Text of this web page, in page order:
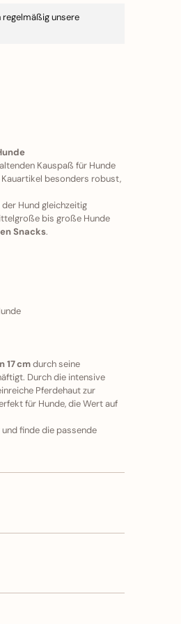
unsere
Kauspaß für Hunde
besonders robust,
der Hund gleichzeitig
bis große Hunde
Snacks.
17 cmdurch seine
Durch die intensive
Pferdehaut zur
für Hunde, die Wert auf
finde die passende